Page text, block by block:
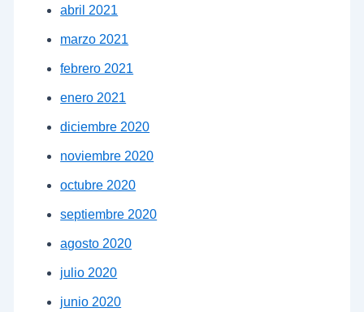
abril 2021
marzo 2021
febrero 2021
enero 2021
diciembre 2020
noviembre 2020
octubre 2020
septiembre 2020
agosto 2020
julio 2020
junio 2020